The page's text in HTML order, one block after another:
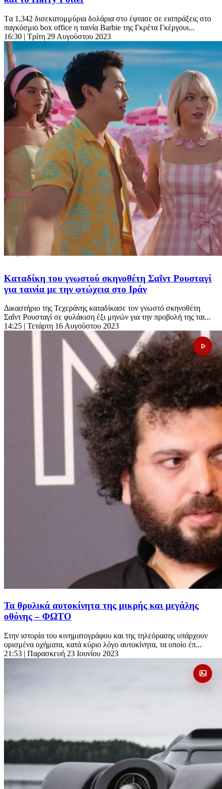
Tα 1,342 δισεκατομμύρια δολάρια στο έφτασε σε εισπράξεις στο
παγκόσμιο box office η ταινία Barbie της Γκρέτα Γκέργουι...
16:30 | Τρίτη 29 Αυγούστου 2023
Καταδίκη του γνωστού σκηνοθέτη Σαΐντ Ρουσταγί
για ταινία με την φτώχεια στο Ιράν
Δικαστήριο της Τεχεράνης καταδίκασε τον γνωστό σκηνοθέτη
Σαΐντ Ρουσταγί σε φυλάκιση έξι μηνών για την προβολή της ται...
14:25 | Τετάρτη 16 Αυγούστου 2023
Τα θρυλικά αυτοκίνητα της μικρής και μεγάλης
οθόνης – ΦΩΤΟ
Στην ιστορία του κινηματογράφου και της τηλεόρασης υπάρχουν
ορισμένα οχήματα, κατά κύριο λόγο αυτοκίνητα, τα οποίο έπ...
21:53 | Παρασκευή 23 Ιουνίου 2023